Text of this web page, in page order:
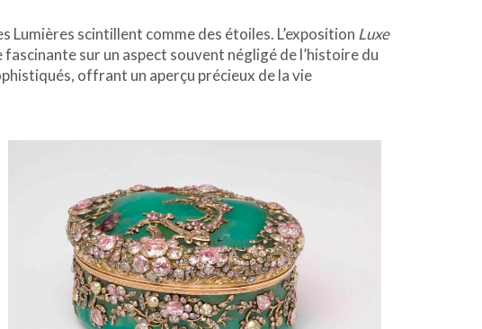
Lumières scintillent comme des étoiles. L’exposition Luxe
sur un aspect souvent négligé de l’histoire du
offrant un aperçu précieux de la vie